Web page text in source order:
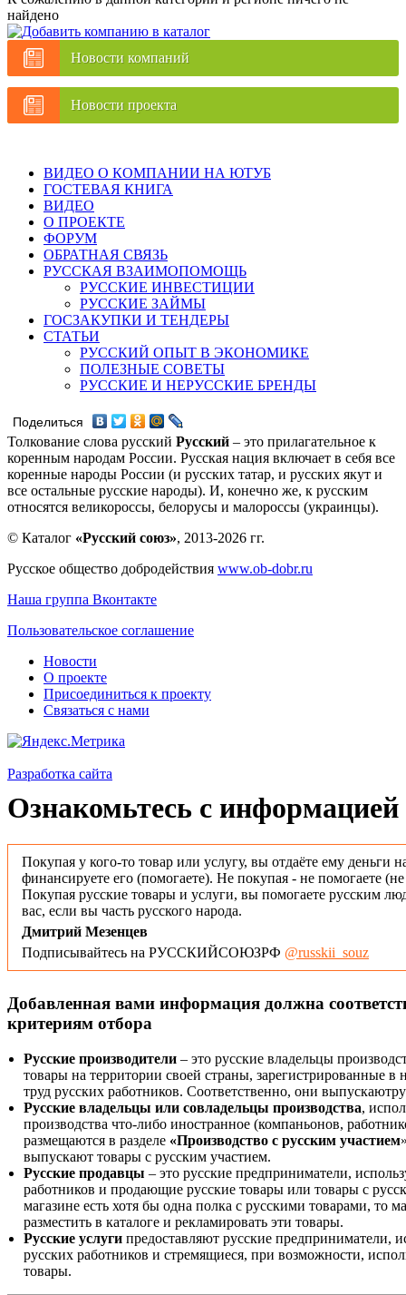
найдено
Новости компаний
Новости проекта
ВИДЕО О КОМПАНИИ НА ЮТУБ
ГОСТЕВАЯ КНИГА
ВИДЕО
О ПРОЕКТЕ
ФОРУМ
ОБРАТНАЯ СВЯЗЬ
РУССКАЯ ВЗАИМОПОМОЩЬ
РУССКИЕ ИНВЕСТИЦИИ
РУССКИЕ ЗАЙМЫ
ГОСЗАКУПКИ И ТЕНДЕРЫ
СТАТЬИ
РУССКИЙ ОПЫТ В ЭКОНОМИКЕ
ПОЛЕЗНЫЕ СОВЕТЫ
РУССКИЕ И НЕРУССКИЕ БРЕНДЫ
Поделиться
Толкование слова русский Русский – это прилагательное к
коренным народам России. Русская нация включает в себя все
коренные народы России (и русских татар, и русских якут и
все остальные русские народы). И, конечно же, к русским
относятся великороссы, белорусы и малороссы (украинцы).
© Каталог «Русский союз», 2013-2026 гг.
Русское общество добродействия www.ob-dobr.ru
Наша группа Вконтакте
Пользовательское соглашение
Новости
О проекте
Присоединиться к проекту
Связаться с нами
Разработка сайта
Ознакомьтесь с информацией
Покупая у кого-то товар или услугу, вы отдаёте ему деньги
финансируете его (помогаете). Не покупая - не помогаете
Покупая русские товары и услуги, вы помогаете русским
вас, если вы часть русского народа.
Дмитрий Мезенцев
Подписывайтесь на РУССКИЙСОЮЗРФ @russkii_souz
Добавленная вами информация должна
критериям отбора
Русские производители – это русские владельцы
товары на территории своей страны, зарегистрированные
труд русских работников. Соответственно, они
Русские владельцы или совладельцы производства,
производства что-либо иностранное (компаньонов,
размещаются в разделе «Производство с русским участием
выпускают товары с русским участием.
Русские продавцы – это русские предприниматели,
работников и продающие русские товары или товары с
магазине есть хотя бы одна полка с русскими товарами, то
разместить в каталоге и рекламировать эти товары.
Русские услуги предоставляют русские предприниматели,
русских работников и стремящиеся, при возможности,
товары.